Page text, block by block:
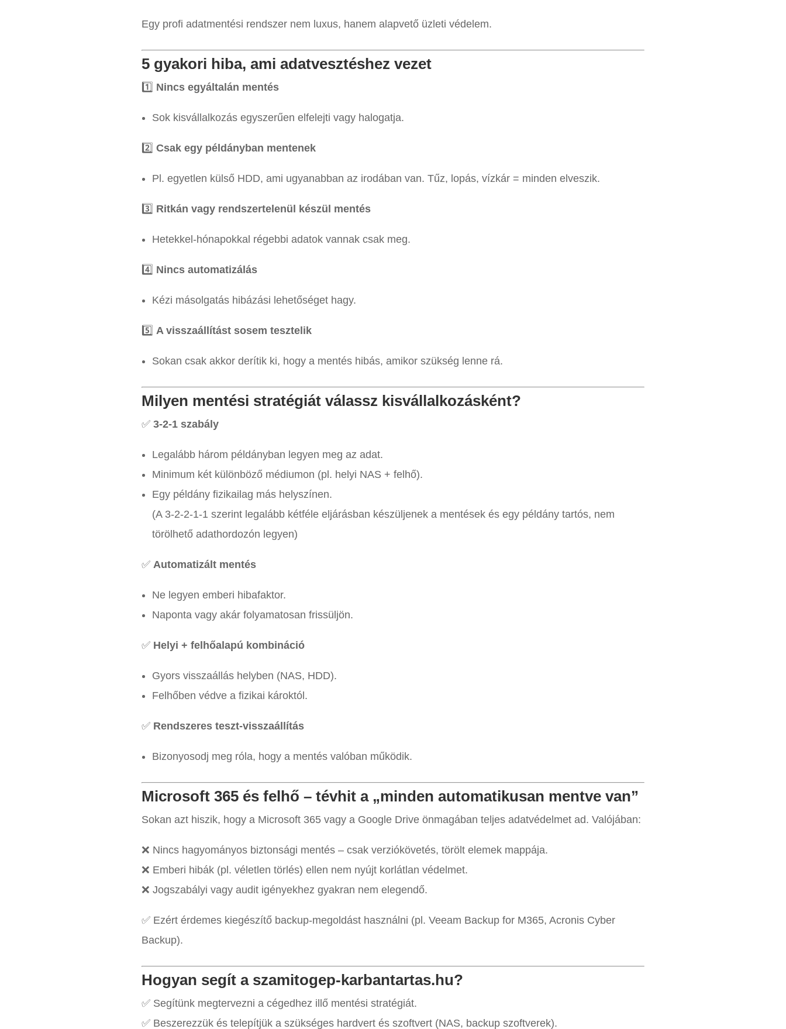
Egy profi adatmentési rendszer nem luxus, hanem alapvető üzleti védelem.
5 gyakori hiba, ami adatvesztéshez vezet
1️⃣ Nincs egyáltalán mentés
Sok kisvállalkozás egyszerűen elfelejti vagy halogatja.
2️⃣ Csak egy példányban mentenek
Pl. egyetlen külső HDD, ami ugyanabban az irodában van. Tűz, lopás, vízkár = minden elveszik.
3️⃣ Ritkán vagy rendszertelenül készül mentés
Hetekkel-hónapokkal régebbi adatok vannak csak meg.
4️⃣ Nincs automatizálás
Kézi másolgatás hibázási lehetőséget hagy.
5️⃣ A visszaállítást sosem tesztelik
Sokan csak akkor derítik ki, hogy a mentés hibás, amikor szükség lenne rá.
Milyen mentési stratégiát válassz kisvállalkozásként?
✅ 3-2-1 szabály
Legalább három példányban legyen meg az adat.
Minimum két különböző médiumon (pl. helyi NAS + felhő).
Egy példány fizikailag más helyszínen.
(A 3-2-2-1-1 szerint legalább kétféle eljárásban készüljenek a mentések és egy példány tartós, nem
törölhető adathordozón legyen)
✅ Automatizált mentés
Ne legyen emberi hibafaktor.
Naponta vagy akár folyamatosan frissüljön.
✅ Helyi + felhőalapú kombináció
Gyors visszaállás helyben (NAS, HDD).
Felhőben védve a fizikai károktól.
✅ Rendszeres teszt-visszaállítás
Bizonyosodj meg róla, hogy a mentés valóban működik.
Microsoft 365 és felhő – tévhit a „minden automatikusan mentve van”
Sokan azt hiszik, hogy a Microsoft 365 vagy a Google Drive önmagában teljes adatvédelmet ad. Valójában:
❌ Nincs hagyományos biztonsági mentés – csak verziókövetés, törölt elemek mappája.
❌ Emberi hibák (pl. véletlen törlés) ellen nem nyújt korlátlan védelmet.
❌ Jogszabályi vagy audit igényekhez gyakran nem elegendő.
✅ Ezért érdemes kiegészítő backup-megoldást használni (pl. Veeam Backup for M365, Acronis Cyber
Backup).
Hogyan segít a szamitogep-karbantartas.hu?
✅ Segítünk megtervezni a cégedhez illő mentési stratégiát.
✅ Beszerezzük és telepítjük a szükséges hardvert és szoftvert (NAS, backup szoftverek).